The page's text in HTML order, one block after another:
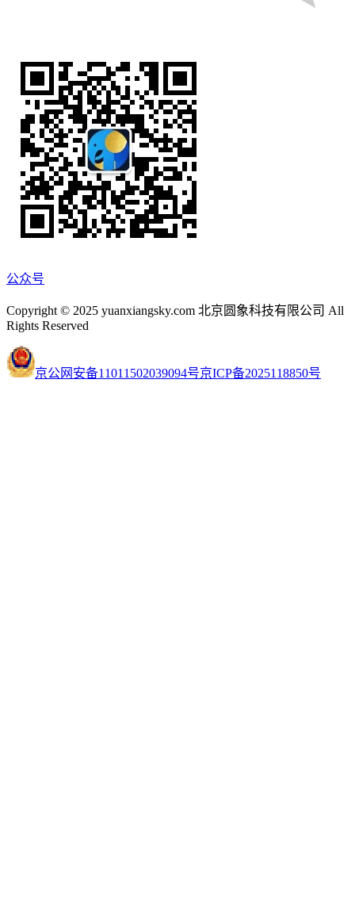
公众号
Copyright © 2025 yuanxiangsky.com 北京圆象科技有限公司 All
Rights Reserved
京公网安备11011502039094号京ICP备2025118850号